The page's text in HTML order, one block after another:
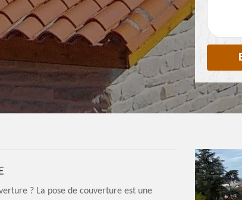
? La pose de couverture est une